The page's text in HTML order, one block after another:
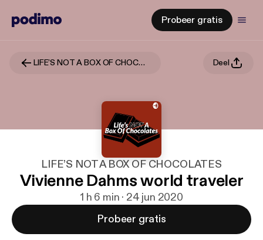
Probeer gratis
LIFE’S NOT A BOX OF CHOCOLATES Deel
LIFE’S NOT A BOX OF CHOCOLATES
Vivienne Dahms world traveler
1 h 6 min · 24 jun 2020
Probeer gratis